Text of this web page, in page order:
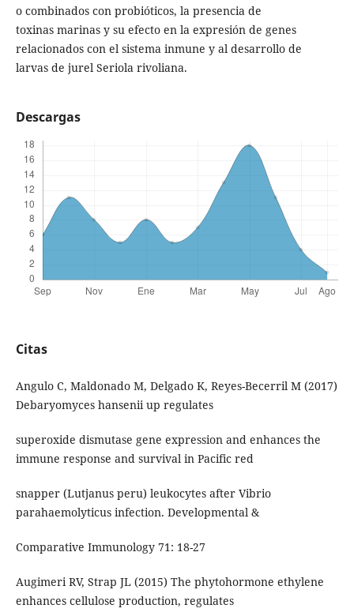
o combinados con probióticos, la presencia de
toxinas marinas y su efecto en la expresión de genes
relacionados con el sistema inmune y al desarrollo de
larvas de jurel Seriola rivoliana.
Descargas
Citas
Angulo C, Maldonado M, Delgado K, Reyes-Becerril M (2017)
Debaryomyces hansenii up regulates
superoxide dismutase gene expression and enhances the
immune response and survival in Pacific red
snapper (Lutjanus peru) leukocytes after Vibrio
parahaemolyticus infection. Developmental &
Comparative Immunology 71: 18-27
Augimeri RV, Strap JL (2015) The phytohormone ethylene
enhances cellulose production, regulates